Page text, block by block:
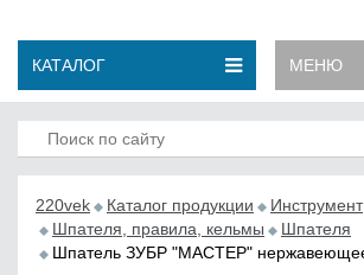
КАТАЛОГ МЕНЮ
220vek Каталог продукции
Инструмент
Шпателя, правила, кельмы
Шпателя
Шпатель ЗУБР "МАСТЕР"